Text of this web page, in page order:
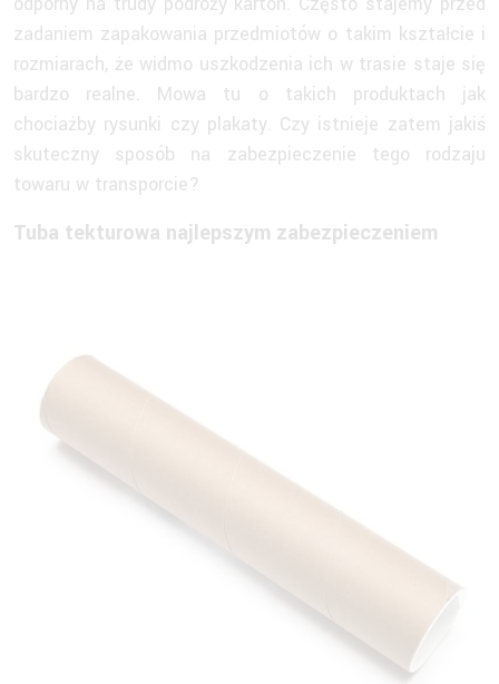
zadaniem zapakowania przedmiotów o takim kształcie i
rozmiarach, że widmo uszkodzenia ich w trasie staje się
bardzo realne. Mowa tu o takich produktach jak
chociażby rysunki czy plakaty. Czy istnieje zatem jakiś
skuteczny sposób na zabezpieczenie tego rodzaju
towaru w transporcie?
Tuba tekturowa najlepszym zabezpieczeniem